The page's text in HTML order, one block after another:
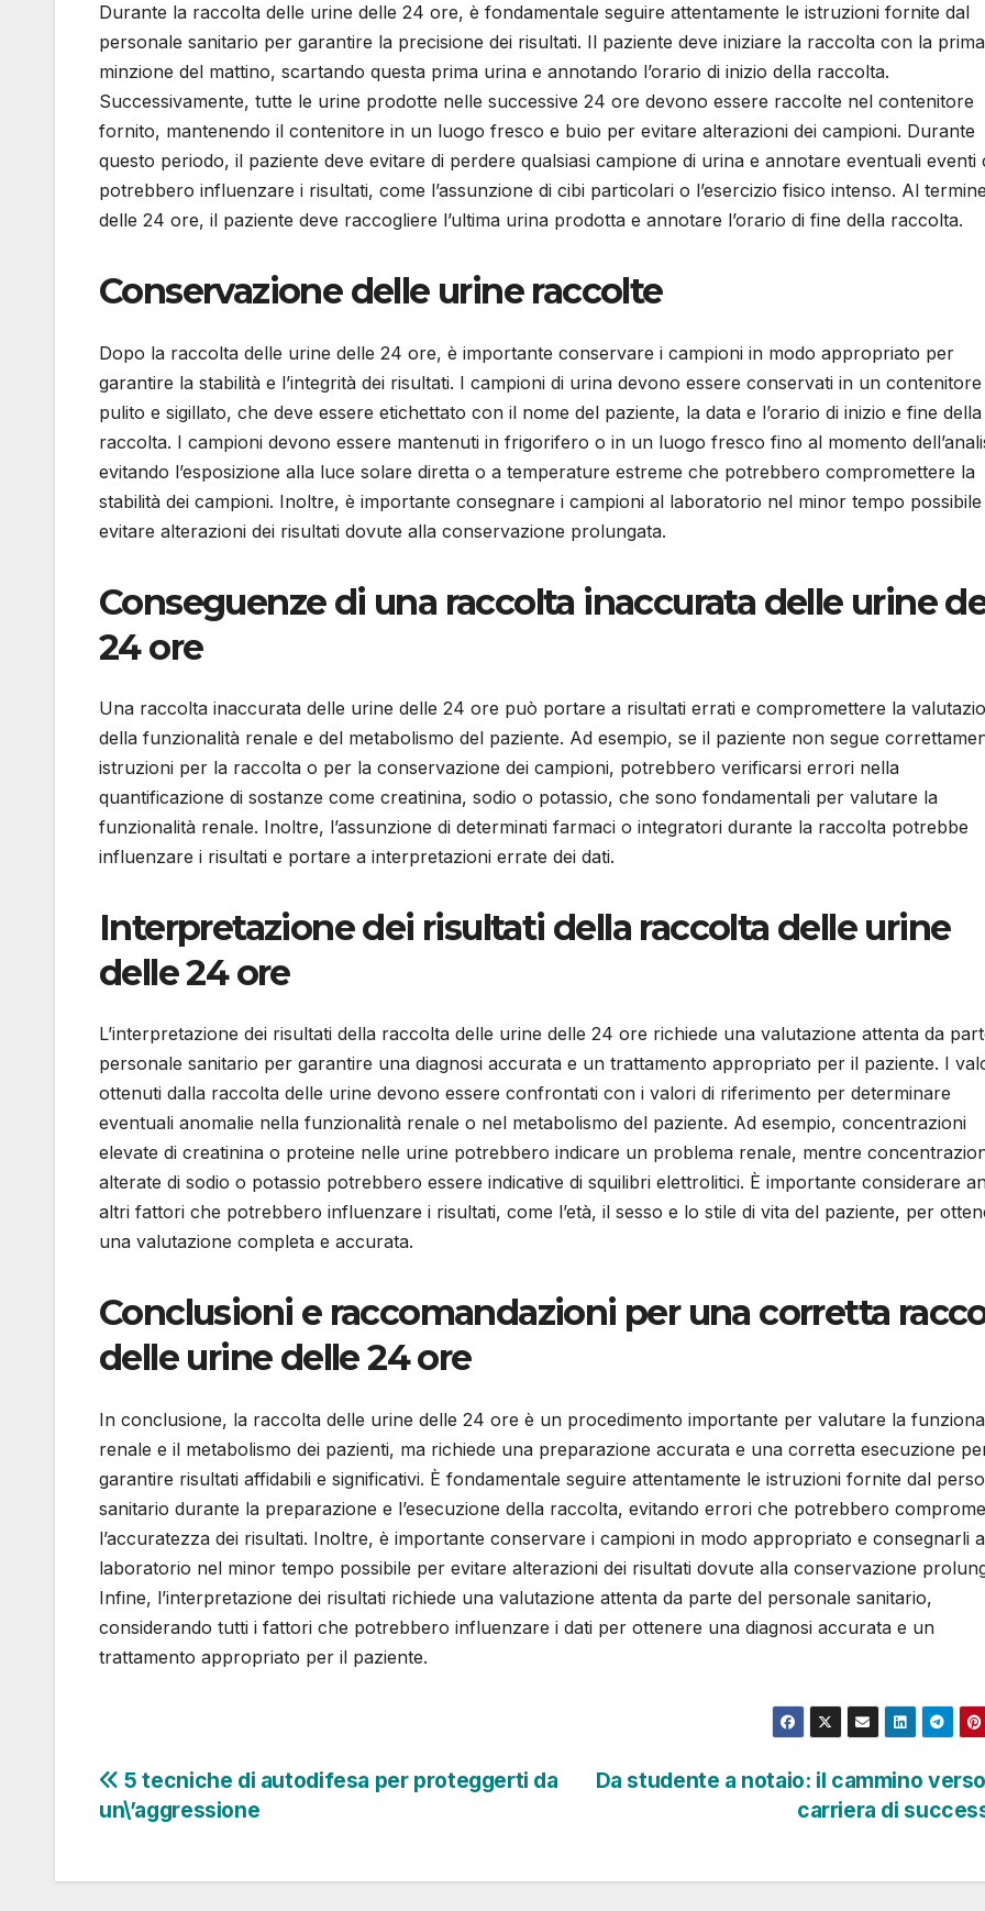
Durante la raccolta delle urine delle 24 ore, è fondamentale seguire attentamente le istruzioni fornite dal
personale sanitario per garantire la precisione dei risultati. Il paziente deve iniziare la raccolta con la prima
minzione del mattino, scartando questa prima urina e annotando l’orario di inizio della raccolta.
Successivamente, tutte le urine prodotte nelle successive 24 ore devono essere raccolte nel contenitore
fornito, mantenendo il contenitore in un luogo fresco e buio per evitare alterazioni dei campioni. Durante
questo periodo, il paziente deve evitare di perdere qualsiasi campione di urina e annotare eventuali eventi
potrebbero influenzare i risultati, come l’assunzione di cibi particolari o l’esercizio fisico intenso. Al termine
delle 24 ore, il paziente deve raccogliere l’ultima urina prodotta e annotare l’orario di fine della raccolta.
Conservazione delle urine raccolte
Dopo la raccolta delle urine delle 24 ore, è importante conservare i campioni in modo appropriato per
garantire la stabilità e l’integrità dei risultati. I campioni di urina devono essere conservati in un contenitore
pulito e sigillato, che deve essere etichettato con il nome del paziente, la data e l’orario di inizio e fine della
raccolta. I campioni devono essere mantenuti in frigorifero o in un luogo fresco fino al momento
evitando l’esposizione alla luce solare diretta o a temperature estreme che potrebbero compromettere la
stabilità dei campioni. Inoltre, è importante consegnare i campioni al laboratorio nel minor tempo
evitare alterazioni dei risultati dovute alla conservazione prolungata.
Conseguenze di una raccolta inaccurata delle urine
24 ore
Una raccolta inaccurata delle urine delle 24 ore può portare a risultati errati e compromettere la
della funzionalità renale e del metabolismo del paziente. Ad esempio, se il paziente non segue
istruzioni per la raccolta o per la conservazione dei campioni, potrebbero verificarsi errori nella
quantificazione di sostanze come creatinina, sodio o potassio, che sono fondamentali per valutare la
funzionalità renale. Inoltre, l’assunzione di determinati farmaci o integratori durante la raccolta potrebbe
influenzare i risultati e portare a interpretazioni errate dei dati.
Interpretazione dei risultati della raccolta delle urine
delle 24 ore
L’interpretazione dei risultati della raccolta delle urine delle 24 ore richiede una valutazione attenta da
personale sanitario per garantire una diagnosi accurata e un trattamento appropriato per il paziente. I
ottenuti dalla raccolta delle urine devono essere confrontati con i valori di riferimento per determinare
eventuali anomalie nella funzionalità renale o nel metabolismo del paziente. Ad esempio, concentrazioni
elevate di creatinina o proteine nelle urine potrebbero indicare un problema renale, mentre
alterate di sodio o potassio potrebbero essere indicative di squilibri elettrolitici. È importante considerare
altri fattori che potrebbero influenzare i risultati, come l’età, il sesso e lo stile di vita del paziente, per
una valutazione completa e accurata.
Conclusioni e raccomandazioni per una corretta
delle urine delle 24 ore
In conclusione, la raccolta delle urine delle 24 ore è un procedimento importante per valutare la
renale e il metabolismo dei pazienti, ma richiede una preparazione accurata e una corretta esecuzione
garantire risultati affidabili e significativi. È fondamentale seguire attentamente le istruzioni fornite dal
sanitario durante la preparazione e l’esecuzione della raccolta, evitando errori che potrebbero
l’accuratezza dei risultati. Inoltre, è importante conservare i campioni in modo appropriato e consegnarli
laboratorio nel minor tempo possibile per evitare alterazioni dei risultati dovute alla conservazione
Infine, l’interpretazione dei risultati richiede una valutazione attenta da parte del personale sanitario,
considerando tutti i fattori che potrebbero influenzare i dati per ottenere una diagnosi accurata e un
trattamento appropriato per il paziente.
Navigazione
articoli
Da studente a notaio: il cammino
carriera di
5 tecniche di autodifesa per proteggerti da
un\’aggressione